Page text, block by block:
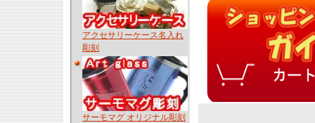
アクセサリーケース名入れ
彫刻
サーモマグ オリジナル彫刻